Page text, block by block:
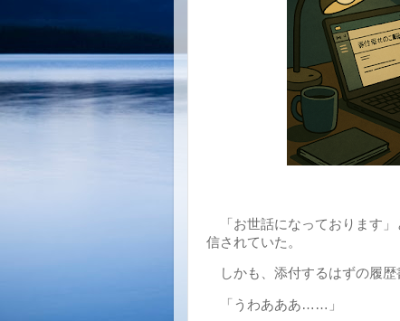
「お世話になっております」
信されていた。
しかも、添付するはずの履歴
「うわあああ……」